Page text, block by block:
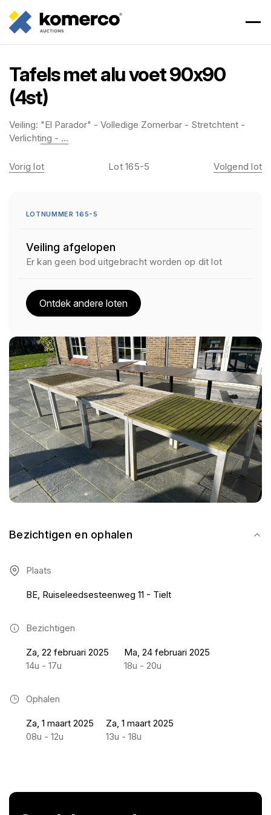
Tafels met alu voet 90x90
(4st)
Veiling: "El Parador" - Volledige Zomerbar - Stretchtent -
Verlichting - ...
Bezichtigen en ophalen
Plaats
BE, Ruiseleedsesteenweg 11 - Tielt
Bezichtigen
Za, 22 februari 2025
14u - 17u
Ma, 24 februari 2025
18u - 20u
Ophalen
Za, 1 maart 2025
08u - 12u
Za, 1 maart 2025
13u - 18u
Vorig lot Lot 165-5 Volgend lot
LOTNUMMER 165-5
Veiling afgelopen
Er kan geen bod uitgebracht worden op dit lot
Ontdek andere loten